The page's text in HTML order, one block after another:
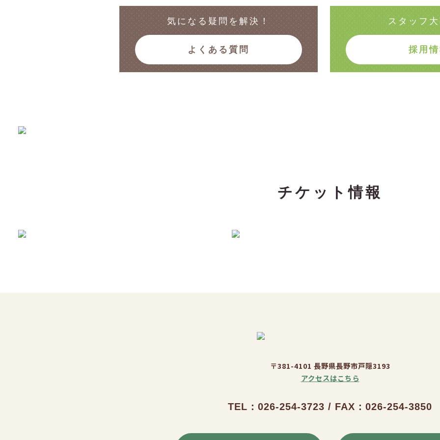
気になる疑問を解決！
よくある質問
スタッフ大
採用情
チケット情報
〒381-4101 長野県長野市戸隠3193
アクセスはこちら
TEL：026-254-3723 / FAX：026-254-3850